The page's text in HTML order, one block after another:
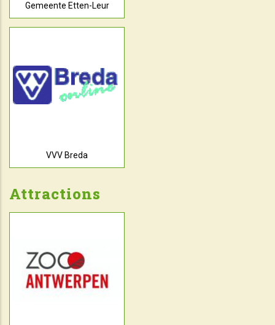
Gemeente Etten-Leur
VVV Breda
Attractions